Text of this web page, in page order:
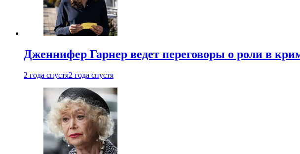
Дженнифер Гарнер ведет переговоры о роли в
2 года спустя2 года спустя